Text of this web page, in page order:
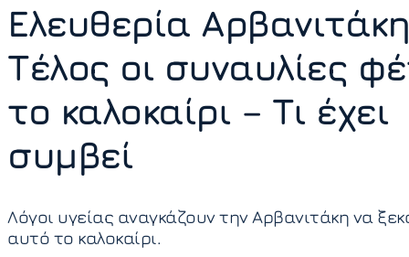
Ελευθερία
Τέλος οι συναυλίες
το καλοκαίρι – Τι έχει
συμβεί
Λόγοι υγείας αναγκάζουν την Αρβανιτάκη να
αυτό το καλοκαίρι.